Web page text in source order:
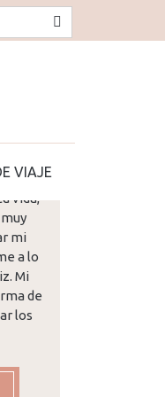
VIAJE
vida,
mi
a lo
Mi
de
los